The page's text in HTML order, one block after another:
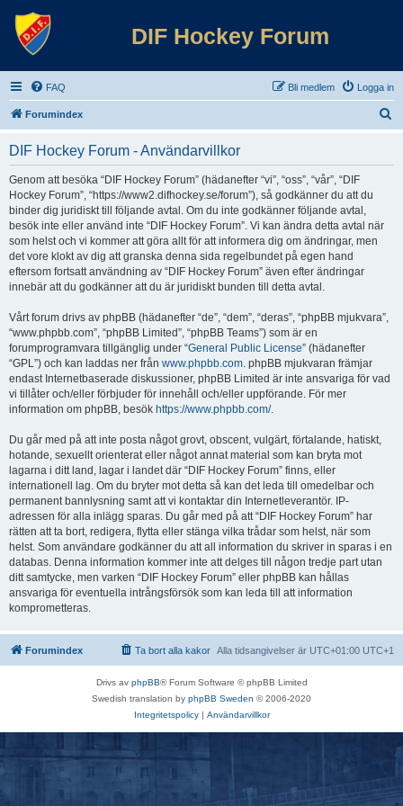
DIF Hockey Forum
FAQ Logga in
Bli medlem
Forumindex
DIF Hockey Forum - Användarvillkor
Genom att besöka “DIF Hockey Forum” (hädanefter “vi”, “oss”, “vår”, “DIF
Hockey Forum”, “https://www2.difhockey.se/forum”), så godkänner du att du
binder dig juridiskt till följande avtal. Om du inte godkänner följande avtal,
besök inte eller använd inte “DIF Hockey Forum”. Vi kan ändra detta avtal när
som helst och vi kommer att göra allt för att informera dig om ändringar, men
det vore klokt av dig att granska denna sida regelbundet på egen hand
eftersom fortsatt användning av “DIF Hockey Forum” även efter ändringar
innebär att du godkänner att du är juridiskt bunden till detta avtal.
Vårt forum drivs av phpBB (hädanefter “de”, “dem”, “deras”, “phpBB mjukvara”,
“www.phpbb.com”, “phpBB Limited”, “phpBB Teams”) som är en
forumprogramvara tillgänglig under “General Public License” (hädanefter
“GPL”) och kan laddas ner från www.phpbb.com. phpBB mjukvaran främjar
endast Internetbaserade diskussioner, phpBB Limited är inte ansvariga för vad
vi tillåter och/eller förbjuder för innehåll och/eller uppförande. För mer
information om phpBB, besök https://www.phpbb.com/.
Du går med på att inte posta något grovt, obscent, vulgärt, förtalande, hatiskt,
hotande, sexuellt orienterat eller något annat material som kan bryta mot
lagarna i ditt land, lagar i landet där “DIF Hockey Forum” finns, eller
internationell lag. Om du bryter mot detta så kan det leda till omedelbar och
permanent bannlysning samt att vi kontaktar din Internetleverantör. IP-
adressen för alla inlägg sparas. Du går med på att “DIF Hockey Forum” har
rätten att ta bort, redigera, flytta eller stänga vilka trådar som helst, när som
helst. Som användare godkänner du att all information du skriver in sparas i en
databas. Denna information kommer inte att delges till någon tredje part utan
ditt samtycke, men varken “DIF Hockey Forum” eller phpBB kan hållas
ansvariga för eventuella intrångsförsök som kan leda till att information
komprometteras.
Forumindex Alla tidsangivelser är UTC+01:00 UTC+1
Ta bort alla kakor
Drivs av phpBB® Forum Software © phpBB Limited
Swedish translation by phpBB Sweden © 2006-2020
Integritetspolicy| Användarvillkor